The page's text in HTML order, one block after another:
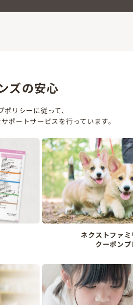
ズの安心
リシーに従って、
ポートサービスを行っています。
ネクストファ
クーポン